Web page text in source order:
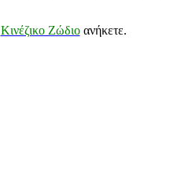
Κινέζικο Ζώδιοανήκετε.